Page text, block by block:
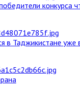
конкурса
в Таджикистане уже